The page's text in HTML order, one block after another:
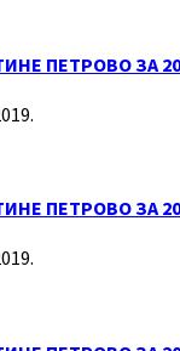
ПЕТРОВО ЗА
ПЕТРОВО ЗА